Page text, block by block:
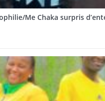
Me Chaka surpris